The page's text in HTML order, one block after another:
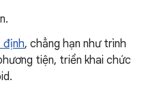
định, chẳng hạn như trình
tiện, triển khai chức